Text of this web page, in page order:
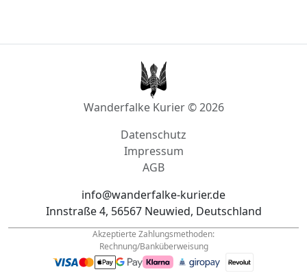
Datenschutz
Impressum
info@wanderfalke-kurier.de
Innstraße 4, 56567 Neuwied, Deutschland
Akzeptierte Zahlungsmethoden:
Rechnung/Banküberweisung